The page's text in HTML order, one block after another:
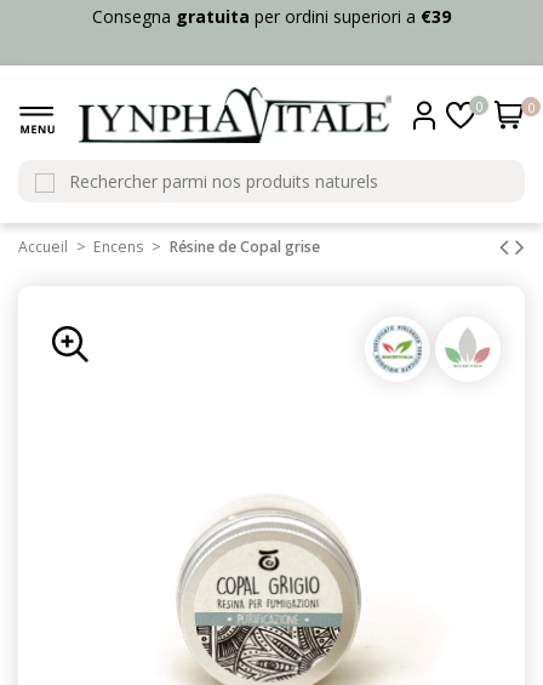
Consegna gratuita per ordini superiori a €39
0 0
Accueil Encens Résine de Copal grise